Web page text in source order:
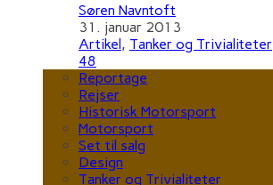
Søren Navntoft
31. januar 2013
Artikel, Tanker og Trivialiteter
48
Reportage
Rejser
Historisk Motorsport
Motorsport
Set til salg
Design
Tanker og Trivialiteter